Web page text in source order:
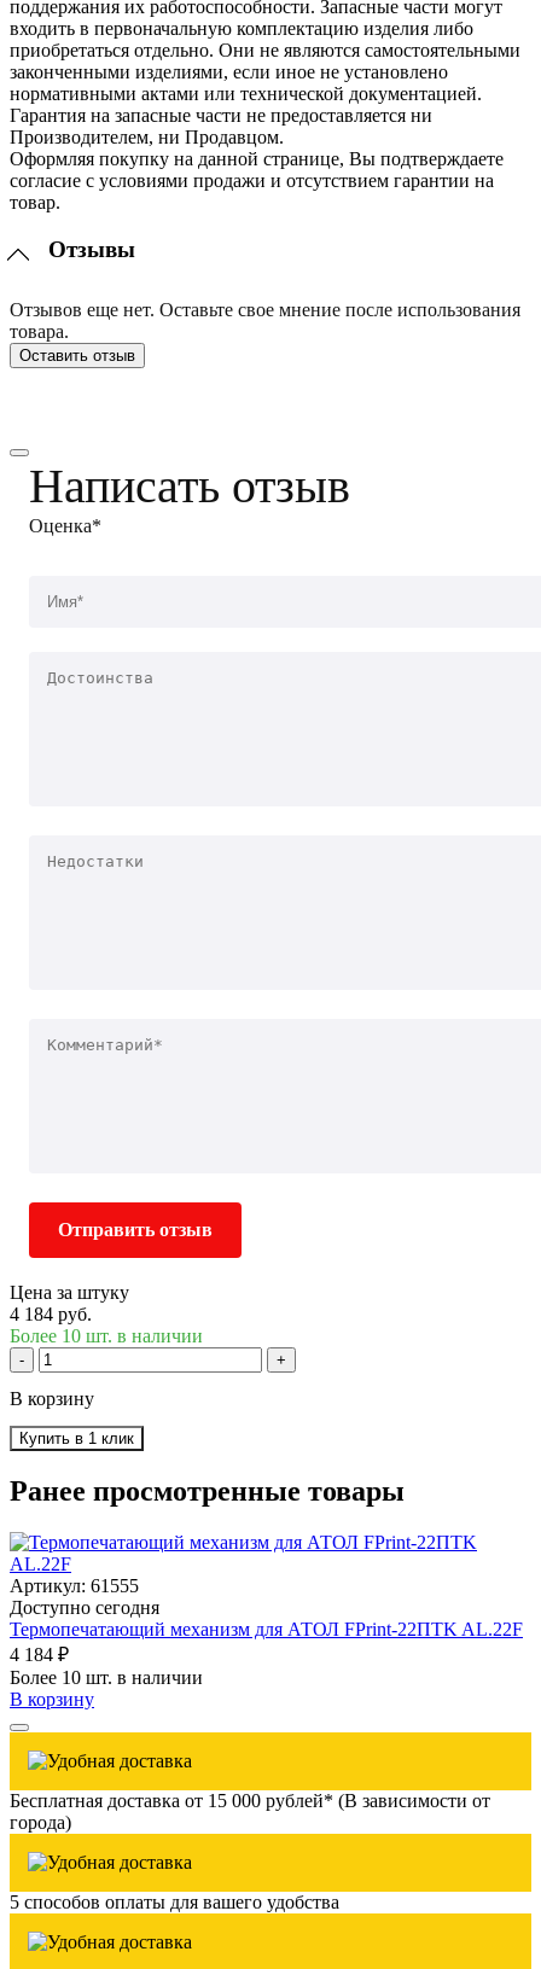
поддержания их работоспособности. Запасные части могут
входить в первоначальную комплектацию изделия либо
приобретаться отдельно. Они не являются самостоятельными
законченными изделиями, если иное не установлено
нормативными актами или технической документацией.
Гарантия на запасные части не предоставляется ни
Производителем, ни Продавцом.
Оформляя покупку на данной странице, Вы подтверждаете
согласие с условиями продажи и отсутствием гарантии на
товар.
Отзывы
Отзывов еще нет. Оставьте свое мнение после использования
товара.
Оставить отзыв
Написать отзыв
Оценка*
Отправить отзыв
Цена за штуку
4 184 руб.
Более 10 шт. в наличии
- +
В корзину
Купить в 1 клик
Ранее просмотренные товары
Артикул: 61555
Доступно сегодня
Термопечатающий механизм для АТОЛ FPrint-22ПТK AL.22F
4 184 ₽
Более 10 шт. в наличии
В корзину
Бесплатная доставка от 15 000 рублей* (В зависимости от
города)
5 способов оплаты для вашего удобства